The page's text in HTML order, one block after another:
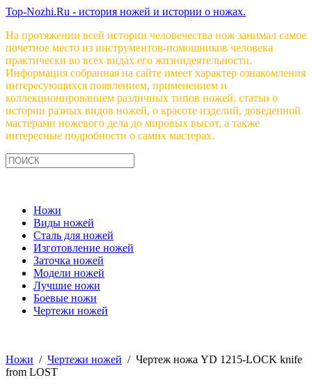
Top-Nozhi.Ru - история ножей и истории о ножах.
На протяжении всей истории человечества нож занимал самое
почетное место из инструментов-помошников человека
практически во всех видах его жизнидеятельности.
Информация собранная на сайте имеет характер ознакомления
интересующихся появлением, применением и
коллекционированием различных типов ножей, статьи о
истории разных видов ножей, о красоте изделий, доведенной
мастерами ножевого дела до мировых высот, а также
интересные подробности о самих мастерах.
Ножи
Виды ножей
Сталь для ножей
Изготовление ножей
Заточка ножей
Модели ножей
Лучшие ножи
Боевые ножи
Чертежи ножей
Ножи / Чертежи ножей / Чертеж ножа YD 1215-LOCK knife
from LOST